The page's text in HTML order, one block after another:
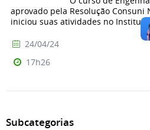
aprovado pela Resolução Consuni
iniciou suas atividades no Instituto
24/04/24
17h26
Subcategorias